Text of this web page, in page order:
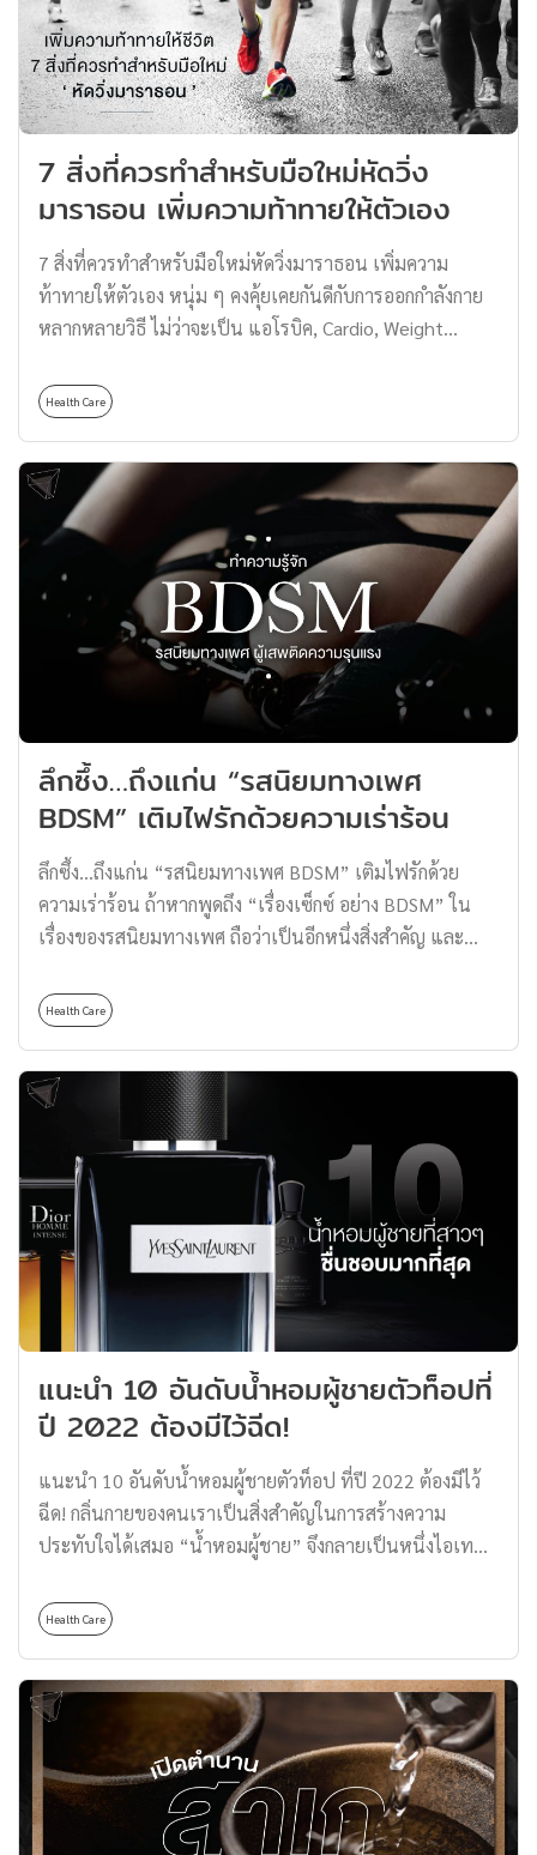
Kaisen มหาเวทย์ผนึกมาร ที่ในปลายปี 2020 ได้สร้าง
ปรากฏการณ์กลายเป็นอนิเมะที่มียอดผู้ชมมากเป็นอันดับ 1
ในกลุ่มอนิเมะรอบดึกของทางสถานี MBS/TBS ซึ่งความดัง
ของเรื่องนี้ไม่เพียงอยู่แต่ในญี่ปุ่นเท่านั้น แต่กลายเป็นกระ
แสไปทั่วโลกไม่เว้นแม้แต่ประเทศไทยกันเลยทีเดียว สำหรับ
ในฉบับภาพยนตร์ที่กำลังจะเข้าฉายนี้ดัดแปลงมาจากมังงะ
เล่ม 0 โดยจะเป็นเรื่องราว 1 ปีก่อนที่เหล่าตัวเอกในภาคหลัก
7 สิ่งที่ควรทำสำหรับมือใหม่หัดวิ่ง
มาราธอน เพิ่มความท้าทายให้ตัวเอง
7 สิ่งที่ควรทำสำหรับมือใหม่หัดวิ่งมาราธอน เพิ่มความ
ท้าทายให้ตัวเอง หนุ่ม ๆ คงคุ้ยเคยกันดีกับการออกกำลังกาย
หลากหลายวิธี ไม่ว่าจะเป็น แอโรบิค, Cardio, Weight
แบบเดิมในทุก ๆ วัน ก็ดูเป็นกิจวัตรที่แสนธรรมดา และน่า
เบื่อจนเกินไป Thomas อยากแนะนำให้คุณเพิ่มความท้าทาย
กับชีวิตโดยการลงวิ่งมาราธอนดูสักหน่อย เสริมสร้างศักยภาพ
ให้กับร่างกายของคุณเอง แต่หากคุณยังคงเป็นนักวิ่งมือใหม่
วันนี้ Thomas จะพาคุณไปเรียนรู้ 5 สิ่งที่ควรรู้สำหรับหนุ่ม
นักวิ่งมือใหม่ให้ไม่มีพลาดทุกก้าวของการวิ่ง ปรับเปลี่ยน
กระบวนความคิดก่อนเริ่มวิ่งมาราธอน ก่อนการวิ่งมาราธอน
เราจำเป็นต้องปรับเปลี่ยนความคิดเกี่ยวกับการวิ่งมาราธอน
เสียก่อน เพราะหากหนุ่ม ๆ คิดว่าการวิ่งมาราธอนคือ การวิ่ง
ธรรมดาที่วิ่งเมื่อไหร่ก็ได้โดยไม่ต้องฝึกซ้อม คุณคิดผิด เพราะ
การวิ่งมาราธอนคือ การวิ่งระยะไกล ต้องการพละกำลังใน
ระดับหนึ่ง สำหรับนักวิ่งมือใหม่จำเป็นต้องซ้อม เพื่อให้
ร่างกายพร้อมรับกับการวิ่งตามระยะทางที่เพิ่มมากขึ้น
นอกจากกายพร้อมแล้ว ใจก็ต้องพร้อมด้วย จัดตารางการซ้อม
จำเป็นอย่างยิ่งที่จะต้องจัดตารางการซ้อมให้ดี แต่ไม่ใช่ว่าจะ
ต้องซ้อมวิ่งอย่างเดียว วิ่งแบบไม่ลืมหูลืมตา วิ่งทุกวันก็ไม่ไหว
นะ เพราะเข่าของคุณอาจพังก่อนได้ลงสนามวิ่งมาราธอน ใน
กล้ามเนื้อได้พักผ่อนบ้าง อาจออกกำลังกายเบา ๆ เมื่อซ้อมจน
กว่าเดิมสักหน่อย […]
Health Care
ลึกซึ้ง…ถึงแก่น “รสนิยมทางเพศ
BDSM” เติมไฟรักด้วยความเร่าร้อน
ลึกซึ้ง…ถึงแก่น “รสนิยมทางเพศ BDSM” เติมไฟรักด้วย
ความเร่าร้อน ถ้าหากพูดถึง “เรื่องเซ็กซ์ อย่าง BDSM” ใน
เรื่องของรสนิยมทางเพศ ถือว่าเป็นอีกหนึ่งสิ่งสำคัญ และ
กันและกันมากที่สุด ขอเข้าเรื่อง 18+ ถ้าจะพูดถึงเรื่องเพศ
เพราะคนเรามีความชอบและรสนิยมที่ไม่เหมือนกัน เช่น
บางคนชอบมีเซ็กซ์ในสถานที่แปลก ๆ, บางคนชอบความ
เร้าใจในการสวมบทบาท, บางคนชอบความพิสดาร, และก็มี
บางคนชอบความรุนแรงในขณะมีเซ็กซ์ วันนี้ทาง Thomas
Thailand จะมาพูดถึง รสนิยมทางเพศ ในเรื่องของความ
รุนแรงขณะมีเซ็กซ์ เซ็กซ์ที่มีการใช้ โซ่ แส้ เทียน กุญแจมือ
หรือการพันธนาการ ไม่ใช่เรื่องแปลก และมีกลุ่มคนที่ชื่นชอบ
จริง ๆ กลุ่มคนเหล่านี้ เรียกรสนิยมทางเพศนี้ว่า “BDSM”
ความหมายที่แท้จริงของ BDSM รสนิยมทางเพศที่เรียกว่า
BDSM มีความหมายมาจากคำว่า ? Bondage = พันธนาการ
Discipline = การลงโทษ Sadism […]
Health Care
แนะนำ 10 อันดับน้ำหอมผู้ชายตัวท็อปที่
ปี 2022 ต้องมีไว้ฉีด!
แนะนำ 10 อันดับน้ำหอมผู้ชายตัวท็อป ที่ปี 2022 ต้องมีไว้
ฉีด! กลิ่นกายของคนเราเป็นสิ่งสำคัญในการสร้างความ
ประทับใจได้เสมอ “น้ำหอมผู้ชาย” จึงกลายเป็นหนึ่งไอเทม
อย่างดี ไม่ว่าคุณจะออกไปเที่ยว ออกเดต ทำงาน เรียน และ
ในหลาย ๆ สถานการณ์ น้ำหอมผู้ชายสามารถช่วยสร้างความ
มั่นใจให้กับหนุ่ม ๆ ก่อนออกจากบ้านได้เสมอ วันนี้ทาง
Thomas Thailand จะมาช่วยหนุ่ม ๆ เลือกน้ำหอมผู้ชายสัก
ตัว สองตัว ให้มีติดบ้านไว้ เพื่อที่จะได้ใช้เสริมสร้างความ
มั่นใจ รับรองได้เลยว่าสร้างความประทับใจได้ทุกสถานการณ์
แน่นอนครับ น้ำหอมผู้ชาย กลิ่นกาย สดชื่น : DAVIDOFF
Cool Water เปิดขวดแรกด้วยน้ำหอมผู้ชายที่นิยมสุด ๆ แถม
Health Care